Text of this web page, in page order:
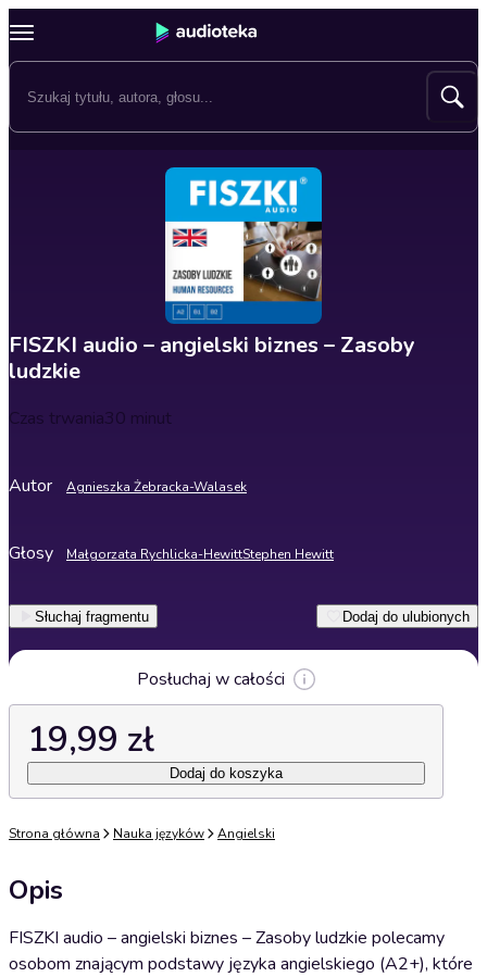
FISZKI audio – angielski biznes – Zasoby
ludzkie
Czas trwania30 minut
Autor Agnieszka Żebracka-Walasek
Głosy Małgorzata Rychlicka-HewittStephen Hewitt
Słuchaj fragmentu Dodaj do ulubionych
Posłuchaj w całości
19,99 zł
Dodaj do koszyka
Strona główna Nauka języków Angielski
Opis
FISZKI audio – angielski biznes – Zasoby ludzkie polecamy
osobom znającym podstawy języka angielskiego (A2+), które